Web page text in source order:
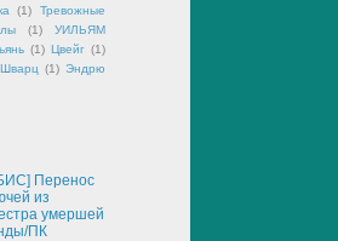
(1)
Тревожные
(1)
УИЛЬЯМ
(1) Цвейг (1)
Шварц (1) Эндрю
Перенос
из
умершей
ПК